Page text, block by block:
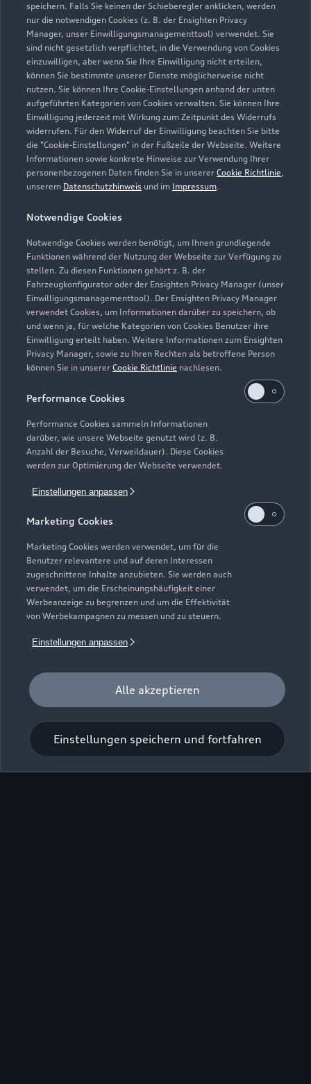
speichern. Falls Sie keinen der Schieberegler anklicken, werden
nur die notwendigen Cookies (z. B. der Ensighten Privacy
Manager, unser Einwilligungsmanagementtool) verwendet. Sie
sind nicht gesetzlich verpflichtet, in die Verwendung von Cookies
einzuwilligen, aber wenn Sie Ihre Einwilligung nicht erteilen,
können Sie bestimmte unserer Dienste möglicherweise nicht
nutzen. Sie können Ihre Cookie-Einstellungen anhand der unten
aufgeführten Kategorien von Cookies verwalten. Sie können Ihre
Einwilligung jederzeit mit Wirkung zum Zeitpunkt des Widerrufs
widerrufen. Für den Widerruf der Einwilligung beachten Sie bitte
die "Cookie-Einstellungen" in der Fußzeile der Webseite. Weitere
Informationen sowie konkrete Hinweise zur Verwendung Ihrer
personenbezogenen Daten finden Sie in unserer Cookie Richtlinie,
unserem Datenschutzhinweis und im Impressum.
Notwendige Cookies
Notwendige Cookies werden benötigt, um Ihnen grundlegende
Funktionen während der Nutzung der Webseite zur Verfügung zu
stellen. Zu diesen Funktionen gehört z. B. der
Fahrzeugkonfigurator oder der Ensighten Privacy Manager (unser
Einwilligungsmanagementtool). Der Ensighten Privacy Manager
verwendet Cookies, um Informationen darüber zu speichern, ob
und wenn ja, für welche Kategorien von Cookies Benutzer ihre
Einwilligung erteilt haben. Weitere Informationen zum Ensighten
Privacy Manager, sowie zu Ihren Rechten als betroffene Person
können Sie in unserer Cookie Richtlinie nachlesen.
Performance Cookies
Performance Cookies sammeln Informationen
darüber, wie unsere Webseite genutzt wird (z. B.
Anzahl der Besuche, Verweildauer). Diese Cookies
werden zur Optimierung der Webseite verwendet.
Einstellungen anpassen
Marketing Cookies
Marketing Cookies werden verwendet, um für die
Benutzer relevantere und auf deren Interessen
zugeschnittene Inhalte anzubieten. Sie werden auch
verwendet, um die Erscheinungshäufigkeit einer
Werbeanzeige zu begrenzen und um die Effektivität
von Werbekampagnen zu messen und zu steuern.
Einstellungen anpassen
Alle akzeptieren
Einstellungen speichern und fortfahren
Serviceberater kontaktieren
Servicetermin vereinbaren
Autohaus Früchtl GmbH
Servicepartner e-tron
93102 Pfatter
info@autohaus-fruechtl.de
Kontaktdaten herunterladen
Öffnungszeiten
Service
Geschlossen,öffnet amFreitag 07:30